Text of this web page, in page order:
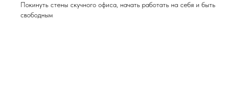
Покинуть стены скучного офиса, начать работать на себя и быть
свободным